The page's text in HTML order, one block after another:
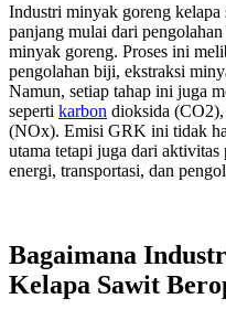
Industri minyak goreng
panjang mulai dari
minyak goreng. Proses ini
pengolahan biji, ekstraksi
Namun, setiap tahap ini juga
seperti karbon dioksida
(NOx). Emisi GRK ini tidak
utama tetapi juga dari aktivitas
energi, transportasi, dan
Bagaimana
Kelapa Sawit